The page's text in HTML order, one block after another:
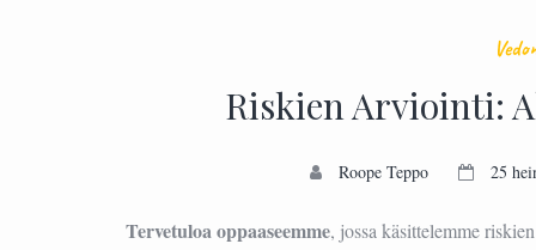
Riskien Arviointi:
Roope Teppo 25
Tervetuloa oppaaseemme, jossa käsittelemme